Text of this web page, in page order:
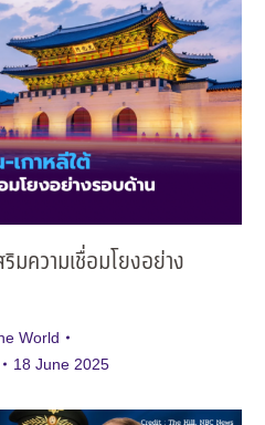
มความเชื่อมโยงอย่าง
World
18 June 2025